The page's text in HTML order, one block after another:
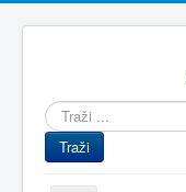
Traži
...
Traži